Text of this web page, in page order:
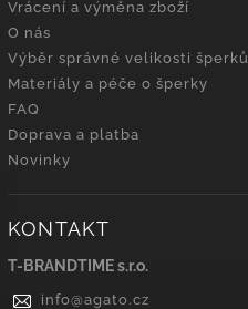
Vrácení a výměna zboží
O nás
Výběr správné velikosti šperků
Materiály a péče o šperky
FAQ
Doprava a platba
Novinky
KONTAKT
T-BRANDTIME s.r.o.
info@agato.cz